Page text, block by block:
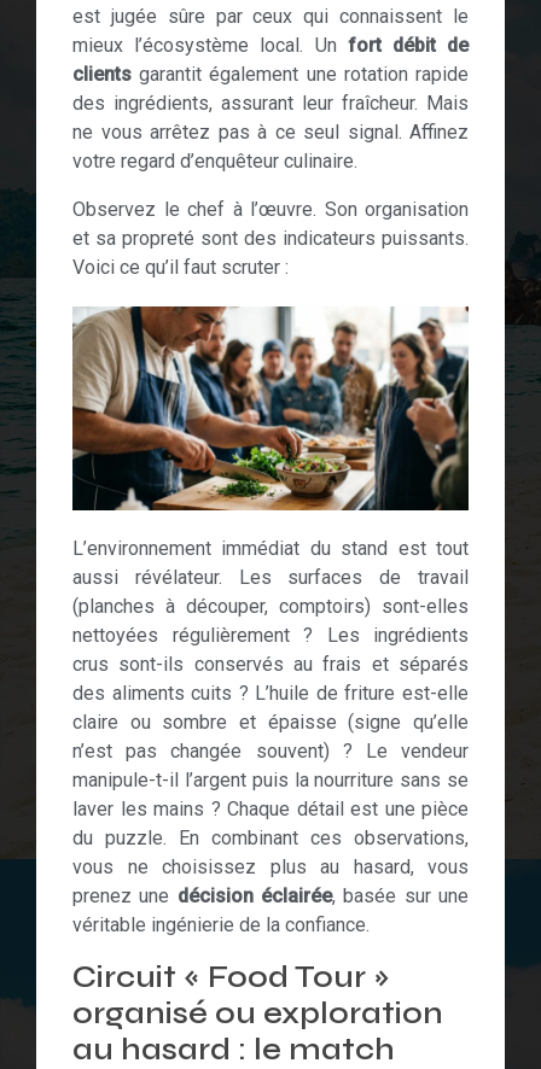
est jugée sûre par ceux qui connaissent le
mieux l’écosystème local. Un fort débit de
clients garantit également une rotation rapide
des ingrédients, assurant leur fraîcheur. Mais
ne vous arrêtez pas à ce seul signal. Affinez
votre regard d’enquêteur culinaire.
Observez le chef à l’œuvre. Son organisation
et sa propreté sont des indicateurs puissants.
Voici ce qu’il faut scruter :
L’environnement immédiat du stand est tout
aussi révélateur. Les surfaces de travail
(planches à découper, comptoirs) sont-elles
nettoyées régulièrement ? Les ingrédients
crus sont-ils conservés au frais et séparés
des aliments cuits ? L’huile de friture est-elle
claire ou sombre et épaisse (signe qu’elle
n’est pas changée souvent) ? Le vendeur
manipule-t-il l’argent puis la nourriture sans se
laver les mains ? Chaque détail est une pièce
du puzzle. En combinant ces observations,
vous ne choisissez plus au hasard, vous
prenez une décision éclairée, basée sur une
véritable ingénierie de la confiance.
Circuit « Food Tour »
organisé ou exploration
au hasard : le match